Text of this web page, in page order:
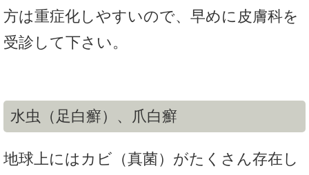
方は重症化しやすいので、早めに皮膚科を
受診して下さい。
水虫（足白癬）、爪白癬
地球上にはカビ（真菌）がたくさん存在し